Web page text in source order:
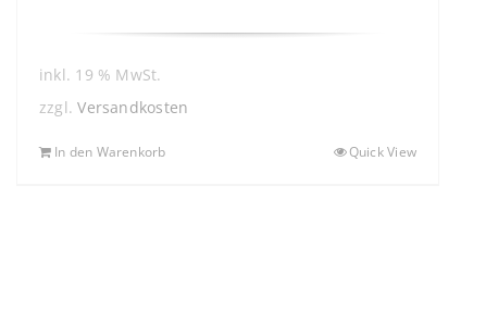
inkl. 19 % MwSt.
zzgl.Versandkosten
In den Warenkorb Quick View